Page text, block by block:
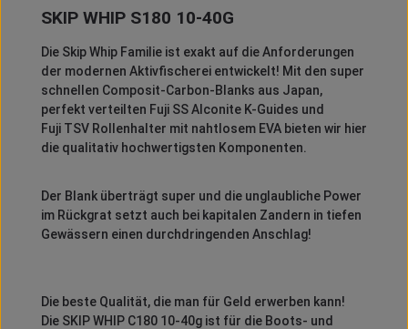
SKIP WHIP S180 10-40G
Die Skip Whip Familie ist exakt auf die Anforderungen
der modernen Aktivfischerei entwickelt! Mit den super
schnellen Composit-Carbon-Blanks aus Japan,
perfekt verteilten Fuji SS Alconite K-Guides und
Fuji TSV Rollenhalter mit nahtlosem EVA bieten wir hier
die qualitativ hochwertigsten Komponenten.
Der Blank überträgt super und die unglaubliche Power
im Rückgrat setzt auch bei kapitalen Zandern in tiefen
Gewässern einen durchdringenden Anschlag!
Die beste Qualität, die man für Geld erwerben kann!
Die SKIP WHIP C180 10-40g ist für die Boots- und